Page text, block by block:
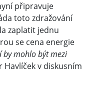
připravuje
toto zdražování
zaplatit jednu
se cena energie
by mohlo být mezi
Havlíček v diskusním